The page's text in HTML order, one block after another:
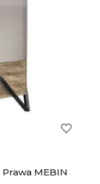
MEBIN